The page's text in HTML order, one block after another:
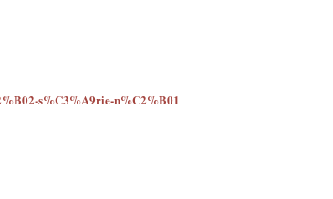
s%C3%A9rie-n%C2%B01